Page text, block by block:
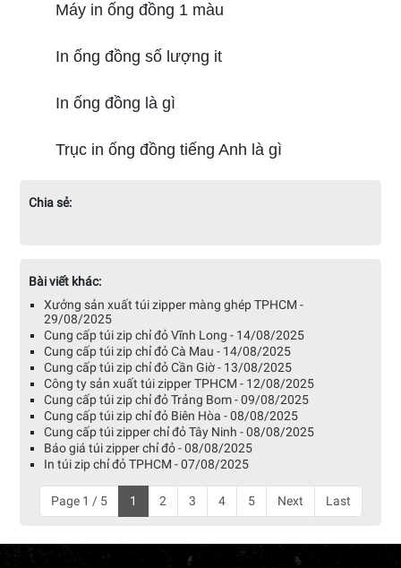
Máy in ống đồng 1 màu
In ống đồng số lượng it
In ống đồng là gì
Trục in ống đồng tiếng Anh là gì
Chia sẻ:
Bài viết khác:
Xưởng sản xuất túi zipper màng ghép TPHCM -
29/08/2025
Cung cấp túi zip chỉ đỏ Vĩnh Long - 14/08/2025
Cung cấp túi zip chỉ đỏ Cà Mau - 14/08/2025
Cung cấp túi zip chỉ đỏ Cần Giờ - 13/08/2025
Công ty sản xuất túi zipper TPHCM - 12/08/2025
Cung cấp túi zip chỉ đỏ Trảng Bom - 09/08/2025
Cung cấp túi zip chỉ đỏ Biên Hòa - 08/08/2025
Cung cấp túi zipper chỉ đỏ Tây Ninh - 08/08/2025
Báo giá túi zipper chỉ đỏ - 08/08/2025
In túi zip chỉ đỏ TPHCM - 07/08/2025
Page 1 / 5 1 2 3 4 5 Next Last